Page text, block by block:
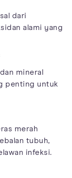
dari
alami yang
mineral
penting untuk
merah
tubuh,
infeksi.